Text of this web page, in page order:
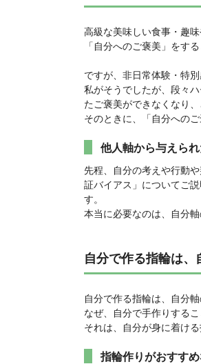
高級な美味しい食事・趣
「自分へのご褒美」をす
ですが、非日常体験・特
私がそうでしたが、段々
たご褒美ができなくなり
そのときに、「自分への
他人軸から与えら
先程、自分の考えや行動
証バイアス」についてご
す。
本当に必要なのは、自分
自分で作る指輪は
自分で作る指輪は、自分
なぜ、自分で手作りする
それは、自分が身に着け
指輪作りがおすす